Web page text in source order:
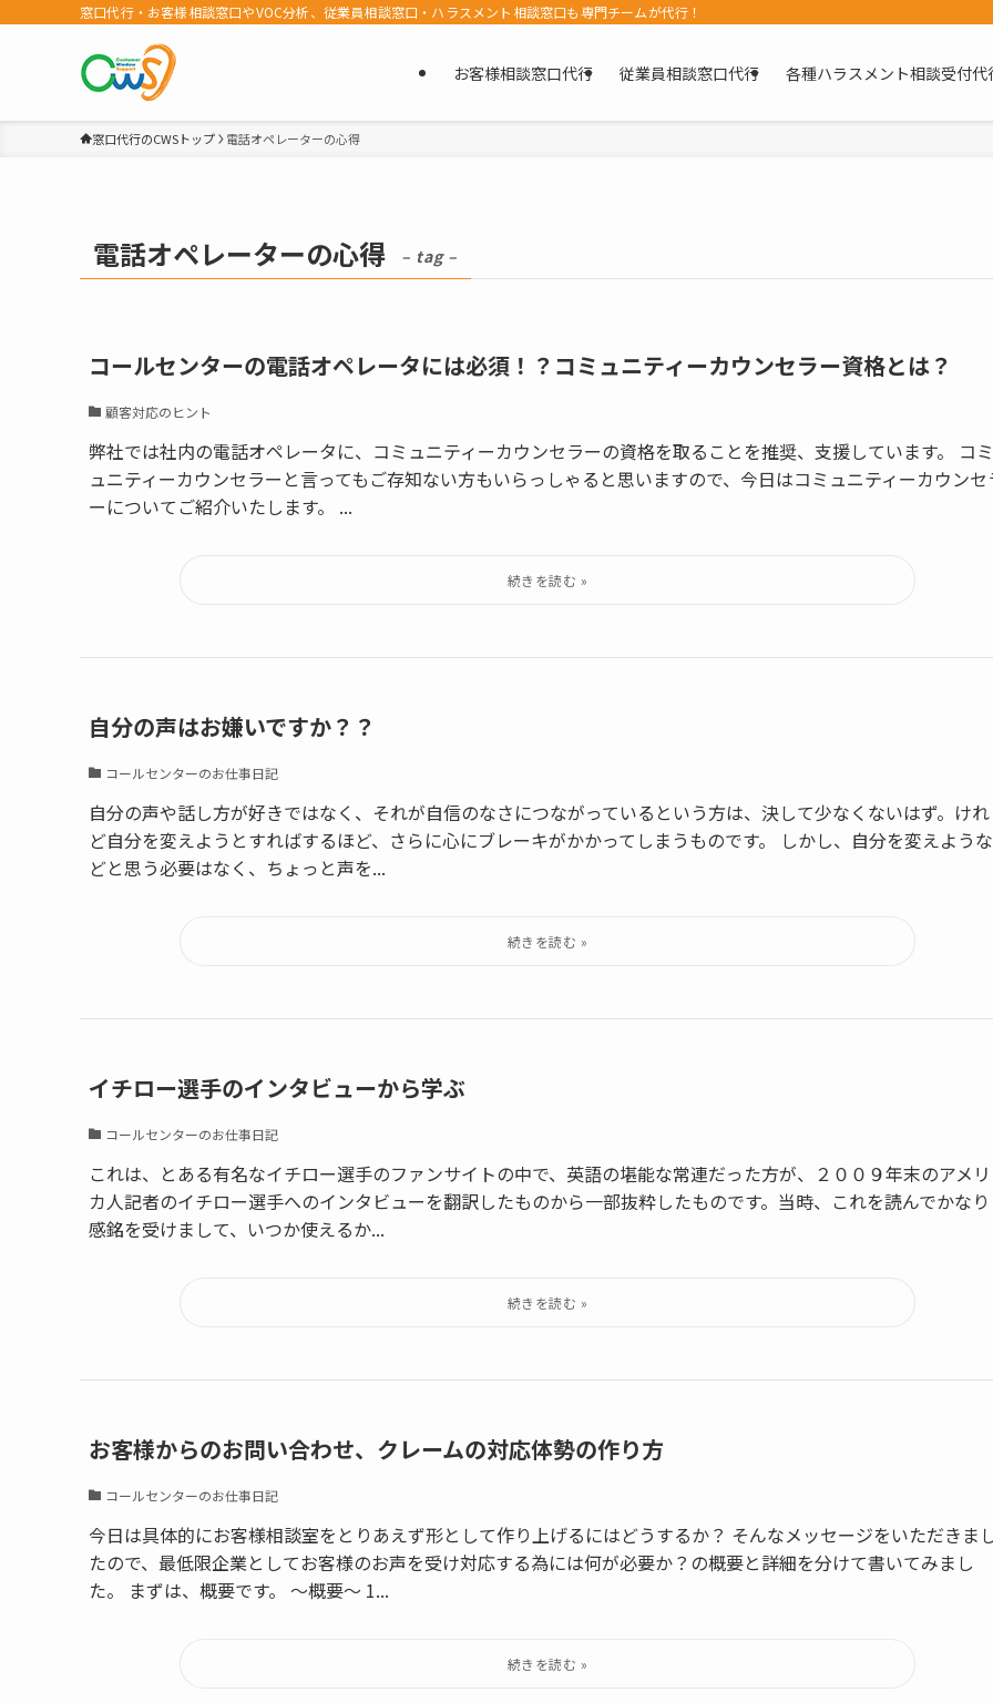
窓口代行・お客様相談窓口やVOC分析、従業員相談窓口・ハラスメント相談窓口も専門チームが代行！
お客様相談窓口代行 従業員相談窓口代行 各種ハラスメント相談受付代
窓口代行のCWSトップ 電話オペレーターの心得
電話オペレーターの心得 – tag –
コールセンターの電話オペレータには必須！？コミュニティーカウンセラー資格とは？
顧客対応のヒント
弊社では社内の電話オペレータに、コミュニティーカウンセラーの資格を取ることを推奨、支援しています。 コミ
ュニティーカウンセラーと言ってもご存知ない方もいらっしゃると思いますので、今日はコミュニティーカウンセ
ーについてご紹介いたします。 ...
自分の声はお嫌いですか？？
コールセンターのお仕事日記
自分の声や話し方が好きではなく、それが自信のなさにつながっているという方は、決して少なくないはず。けれ
ど自分を変えようとすればするほど、さらに心にブレーキがかかってしまうものです。 しかし、自分を変えような
どと思う必要はなく、ちょっと声を...
イチロー選手のインタビューから学ぶ
コールセンターのお仕事日記
これは、とある有名なイチロー選手のファンサイトの中で、英語の堪能な常連だった方が、２００９年末のアメリ
カ人記者のイチロー選手へのインタビューを翻訳したものから一部抜粋したものです。当時、これを読んでかなり
感銘を受けまして、いつか使えるか...
お客様からのお問い合わせ、クレームの対応体勢の作り方
コールセンターのお仕事日記
今日は具体的にお客様相談室をとりあえず形として作り上げるにはどうするか？ そんなメッセージをいただきま
たので、最低限企業としてお客様のお声を受け対応する為には何が必要か？の概要と詳細を分けて書いてみまし
た。 まずは、概要です。 〜概要〜 1...